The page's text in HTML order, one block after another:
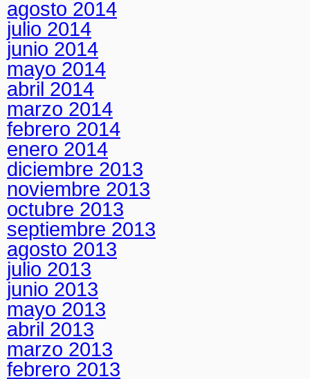
agosto 2014
julio 2014
junio 2014
mayo 2014
abril 2014
marzo 2014
febrero 2014
enero 2014
diciembre 2013
noviembre 2013
octubre 2013
septiembre 2013
agosto 2013
julio 2013
junio 2013
mayo 2013
abril 2013
marzo 2013
febrero 2013